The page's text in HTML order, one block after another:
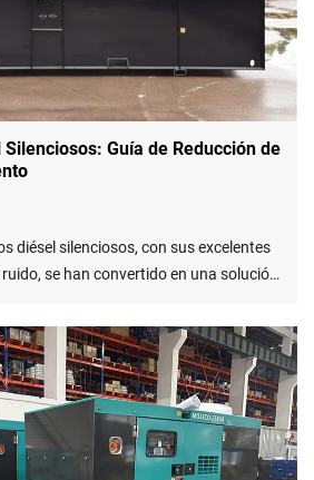
Guía de Reducción de
diésel silenciosos, con sus excelentes
se han convertido en una solución
reducción de ruido y un diseño
la transmisión del ruido mecánico...